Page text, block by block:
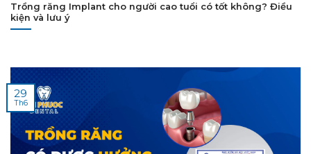
Trồng răng Implant cho người cao tuổi có tốt không? Điều
kiện và lưu ý
29
Th6